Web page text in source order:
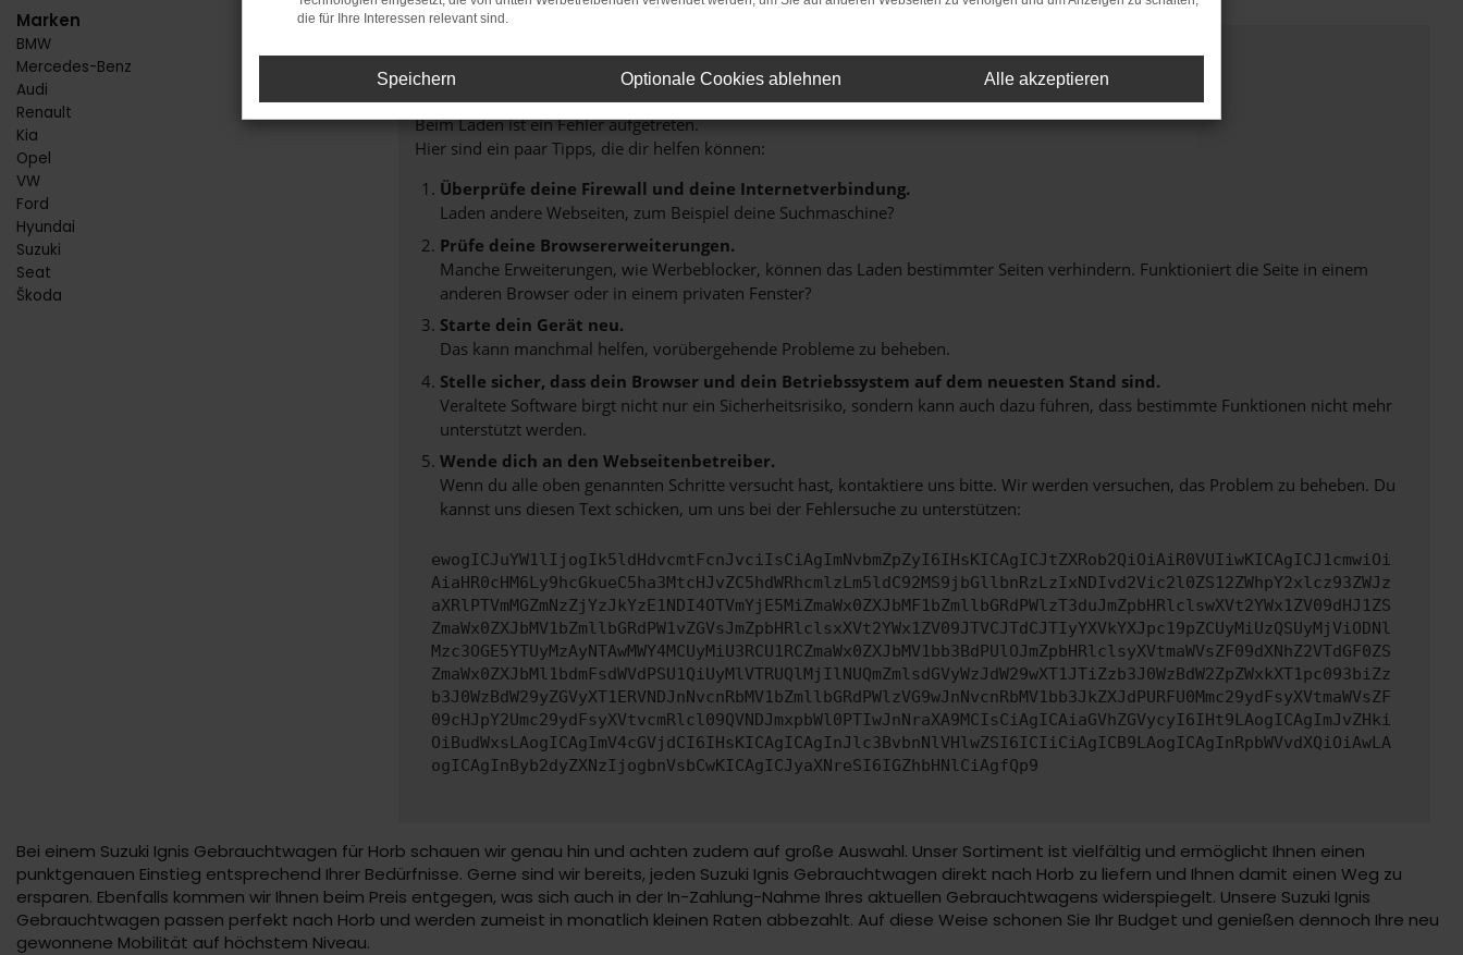
Marken
BMW
Mercedes-Benz
Audi
Renault
Kia
Opel
VW
Ford
Hyundai
Suzuki
Seat
Škoda
FEHLER: NETWORK ERROR
Beim Laden ist ein Fehler aufgetreten.
Hier sind ein paar Tipps, die dir helfen können:
Überprüfe deine Firewall und deine Internetverbindung.
Laden andere Webseiten, zum Beispiel deine Suchmaschine?
Prüfe deine Browsererweiterungen.
Manche Erweiterungen, wie Werbeblocker, können das Laden bestimmter Seiten verhindern. Funktioniert die Seite in einem
anderen Browser oder in einem privaten Fenster?
Starte dein Gerät neu.
Das kann manchmal helfen, vorübergehende Probleme zu beheben.
Stelle sicher, dass dein Browser und dein Betriebssystem auf dem neuesten Stand sind.
Veraltete Software birgt nicht nur ein Sicherheitsrisiko, sondern kann auch dazu führen, dass bestimmte Funktionen nicht mehr
unterstützt werden.
Wende dich an den Webseitenbetreiber.
Wenn du alle oben genannten Schritte versucht hast, kontaktiere uns bitte. Wir werden versuchen, das Problem zu beheben. Du
kannst uns diesen Text schicken, um uns bei der Fehlersuche zu unterstützen:
ewogICJuYW1lIjogIk5ldHdvcmtFcnJvciIsCiAgImNvbmZpZyI6IHsKICAgICJtZXRob2QiOiAiR0VUIiwKICAgICJ1cmwiOi
AiaHR0cHM6Ly9hcGkueC5ha3MtcHJvZC5hdWRhcmlzLm5ldC92MS9jbGllbnRzLzIxNDIvd2Vic2l0ZS12ZWhpY2xlcz93ZWJz
aXRlPTVmMGZmNzZjYzJkYzE1NDI4OTVmYjE5MiZmaWx0ZXJbMF1bZmllbGRdPWlzT3duJmZpbHRlclswXVt2YWx1ZV09dHJ1ZS
ZmaWx0ZXJbMV1bZmllbGRdPW1vZGVsJmZpbHRlclsxXVt2YWx1ZV09JTVCJTdCJTIyYXVkYXJpc19pZCUyMiUzQSUyMjViODNl
Mzc3OGE5YTUyMzAyNTAwMWY4MCUyMiU3RCU1RCZmaWx0ZXJbMV1bb3BdPUlOJmZpbHRlclsyXVtmaWVsZF09dXNhZ2VTdGF0ZS
ZmaWx0ZXJbMl1bdmFsdWVdPSU1QiUyMlVTRUQlMjIlNUQmZmlsdGVyWzJdW29wXT1JTiZzb3J0WzBdW2ZpZWxkXT1pc093biZz
b3J0WzBdW29yZGVyXT1ERVNDJnNvcnRbMV1bZmllbGRdPWlzVG9wJnNvcnRbMV1bb3JkZXJdPURFU0Mmc29ydFsyXVtmaWVsZF
09cHJpY2Umc29ydFsyXVtvcmRlcl09QVNDJmxpbWl0PTIwJnNraXA9MCIsCiAgICAiaGVhZGVycyI6IHt9LAogICAgImJvZHki
OiBudWxsLAogICAgImV4cGVjdCI6IHsKICAgICAgInJlc3BvbnNlVHlwZSI6ICIiCiAgICB9LAogICAgInRpbWVvdXQiOiAwLA
ogICAgInByb2dyZXNzIjogbnVsbCwKICAgICJyaXNreSI6IGZhbHNlCiAgfQp9
Bei einem Suzuki Ignis Gebrauchtwagen für Horb schauen wir genau hin und achten zudem auf große Auswahl. Unser Sortiment ist vielfältig und ermöglicht Ihnen einen
punktgenauen Einstieg entsprechend Ihrer Bedürfnisse. Gerne sind wir bereits, jeden Suzuki Ignis Gebrauchtwagen direkt nach Horb zu liefern und Ihnen damit einen Weg zu
ersparen. Ebenfalls kommen wir Ihnen beim Preis entgegen, was sich auch in der In-Zahlung-Nahme Ihres aktuellen Gebrauchtwagens widerspiegelt. Unsere Suzuki Ignis
Gebrauchtwagen passen perfekt nach Horb und werden zumeist in monatlich kleinen Raten abbezahlt. Auf diese Weise schonen Sie Ihr Budget und genießen dennoch Ihre neu
gewonnene Mobilität auf höchstem Niveau.
die für Ihre Interessen relevant sind.
Speichern Optionale Cookies ablehnen Alle akzeptieren